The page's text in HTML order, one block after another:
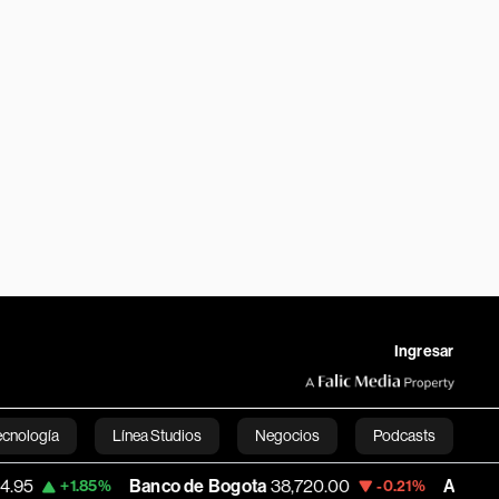
Ingresar
Línea Studios Negocios Podcasts
English
Banco de Bogota 38,720.00 -0.21% Apple 310.94